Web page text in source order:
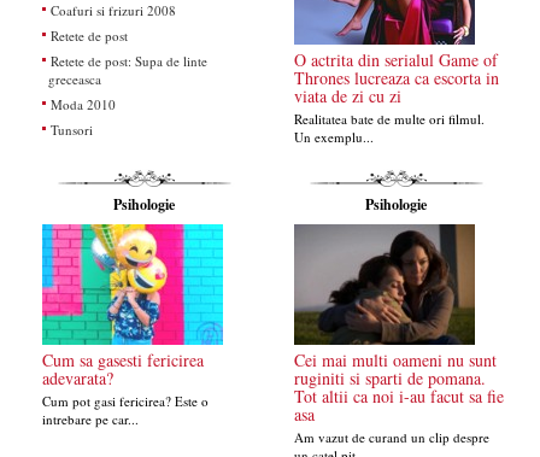
Coafuri si frizuri 2008
Retete de post
Retete de post: Supa de linte
greceasca
Moda 2010
Tunsori
O actrita din serialul Game of
Thrones lucreaza ca escorta in
viata de zi cu zi
Realitatea bate de multe ori filmul.
Un exemplu...
Psihologie
Cum sa gasesti fericirea
adevarata?
Cum pot gasi fericirea? Este o
intrebare pe car...
Psihologie
Cei mai multi oameni nu sunt
ruginiti si sparti de pomana.
Tot altii ca noi i-au facut sa fie
asa
Am vazut de curand un clip despre